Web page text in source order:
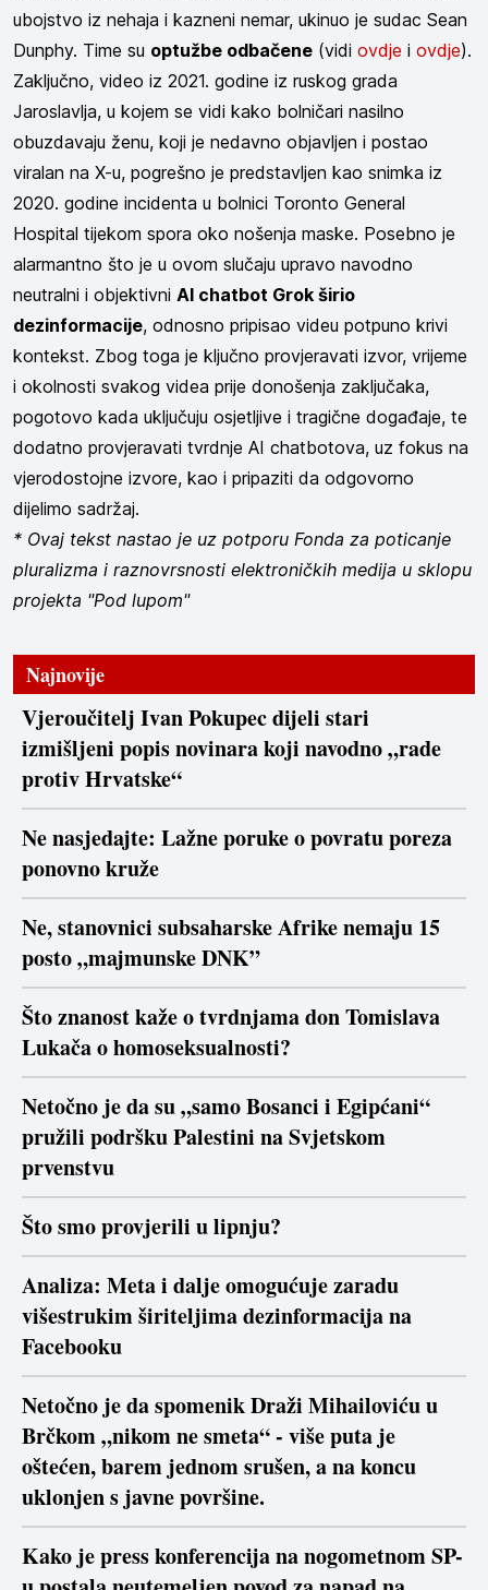
ubojstvo iz nehaja i kazneni nemar, ukinuo je sudac Sean
Dunphy. Time su optužbe odbačene (vidi ovdje i ovdje).
Zaključno, video iz 2021. godine iz ruskog grada
Jaroslavlja, u kojem se vidi kako bolničari nasilno
obuzdavaju ženu, koji je nedavno objavljen i postao
viralan na X-u, pogrešno je predstavljen kao snimka iz
2020. godine incidenta u bolnici Toronto General
Hospital tijekom spora oko nošenja maske. Posebno je
alarmantno što je u ovom slučaju upravo navodno
neutralni i objektivni AI chatbot Grok širio
dezinformacije, odnosno pripisao videu potpuno krivi
kontekst. Zbog toga je ključno provjeravati izvor, vrijeme
i okolnosti svakog videa prije donošenja zaključaka,
pogotovo kada uključuju osjetljive i tragične događaje, te
dodatno provjeravati tvrdnje AI chatbotova, uz fokus na
vjerodostojne izvore, kao i pripaziti da odgovorno
dijelimo sadržaj.
* Ovaj tekst nastao je uz potporu Fonda za poticanje
pluralizma i raznovrsnosti elektroničkih medija u sklopu
projekta "Pod lupom"
Najnovije
Vjeroučitelj Ivan Pokupec dijeli stari
izmišljeni popis novinara koji navodno „rade
protiv Hrvatske“
Ne nasjedajte: Lažne poruke o povratu poreza
ponovno kruže
Ne, stanovnici subsaharske Afrike nemaju 15
posto „majmunske DNK”
Što znanost kaže o tvrdnjama don Tomislava
Lukača o homoseksualnosti?
Netočno je da su „samo Bosanci i Egipćani“
pružili podršku Palestini na Svjetskom
prvenstvu
Što smo provjerili u lipnju?
Analiza: Meta i dalje omogućuje zaradu
višestrukim širiteljima dezinformacija na
Facebooku
Netočno je da spomenik Draži Mihailoviću u
Brčkom „nikom ne smeta“ - više puta je
oštećen, barem jednom srušen, a na koncu
uklonjen s javne površine.
Kako je press konferencija na nogometnom SP-